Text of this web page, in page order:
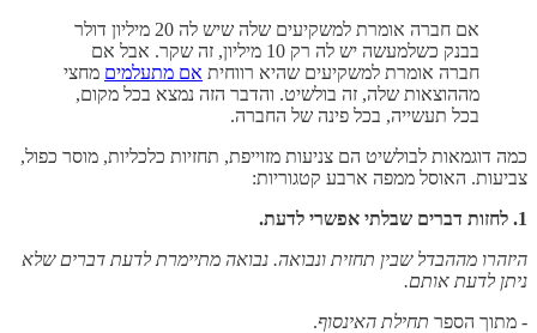
אם חברה אומרת למשקיעים שלה שיש לה 20 מיליון דולר
בבנק כשלמעשה יש לה רק 10 מיליון, זה שקר. אבל אם
חברה אומרת למשקיעים שהיא רווחית אם מתעלמים מחצי
מההוצאות שלה, זה בולשיט. והדבר הזה נמצא בכל מקום,
בכל תעשייה, בכל פינה של החברה.
כמה דוגמאות לבולשיט הם צניעות מזוייפת, תחזיות כלכליות, מוסר כפול,
צביעות. האוסל ממפה ארבע קטגוריות:
1. לחזות דברים שבלתי אפשרי לדעת.
היזהרו מההבדל שבין תחזית ונבואה. נבואה מתיימרת לדעת דברים שלא
ניתן לדעת אותם.
- מתוך הספר תחילת האינסוף.